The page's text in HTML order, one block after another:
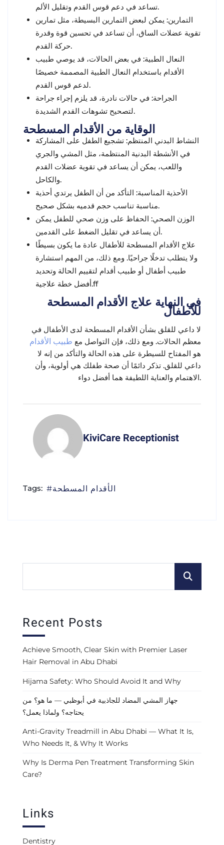
تساعد في دعم قوس القدم وتقليل الألم.
التمارين: يمكن لبعض التمارين البسيطة، مثل تمارين
تقوية عضلات الساق، أن تساعد في تحسين قوة وقدرة
حركة القدم.
النعال الطبية: في بعض الحالات، قد يوصي طبيب
الأقدام باستخدام النعال الطبية المصممة خصيصًا
لدعم قوس القدم.
الجراحة: في حالات نادرة، قد يلزم إجراء جراحة
لتصحيح تشوهات القدم الشديدة.
الوقاية من الأقدام المسطحة
النشاط البدني المنتظم: تشجيع الطفل على المشاركة
في الأنشطة البدنية المنتظمة، مثل المشي والجري
واللعب، يمكن أن يساعد في تقوية عضلات القدم
والكاحل.
الأحذية المناسبة: التأكد من أن الطفل يرتدي أحذية
مناسبة تناسب حجم قدميه بشكل صحيح.
الوزن الصحي: الحفاظ على وزن صحي للطفل يمكن
أن يساعد في تقليل الضغط على القدمين.
علاج الأقدام المسطحة للأطفال عادة ما يكون بسيطًا
ولا يتطلب تدخلًا جراحيًا. ومع ذلك، من المهم استشارة
طبيب أطفال أو طبيب أقدام لتقييم الحالة وتحديد
أفضل خطة علاجية.ff
في النهاية علاج الأقدام المسطحة
للأطفال
لا داعي للقلق بشأن الأقدام المسطحة لدى الأطفال في
معظم الحالات. ومع ذلك، فإن التواصل مع طبيب الأقدام
هو المفتاح للسيطرة على هذه الحالة والتأكد من إنه لا
داعي للقلق. تذكر دائمًا أن صحة طفلك هي أولوية، وأن
الاهتمام والعناية اللطيفة هما أفضل دواء.
KiviCare Receptionist
Tags: الأقدام المسطحة
Recent Posts
Achieve Smooth, Clear Skin with Premier Laser
Hair Removal in Abu Dhabi
Hijama Safety: Who Should Avoid It and Why
جهاز المشي المضاد للجاذبية في أبوظبي — ما هو؟ من
يحتاجه؟ ولماذا يعمل؟
Anti-Gravity Treadmill in Abu Dhabi — What It Is,
Who Needs It, & Why It Works
Why Is Derma Pen Treatment Transforming Skin
Care?
Links
Dentistry